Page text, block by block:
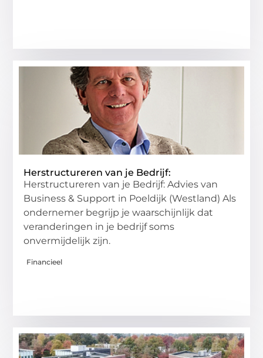
Herstructureren van je Bedrijf:
Herstructureren van je Bedrijf: Advies van
Business & Support in Poeldijk (Westland) Als
ondernemer begrijp je waarschijnlijk dat
veranderingen in je bedrijf soms
onvermijdelijk zijn.
Financieel